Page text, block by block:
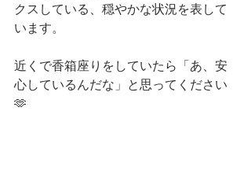
クスしている、穏やかな状況を表して
います。
近くで香箱座りをしていたら「あ、安
心しているんだな」と思ってください
🫶